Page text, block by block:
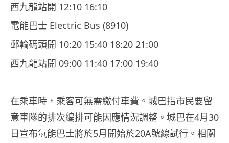
西九龍站開 12:10 16:10
電能巴士 Electric Bus (8910)
郵輪碼頭開 10:20 15:40 18:20 21:00
西九龍站開 09:00 11:40 17:00 19:40
在乘車時，乘客可無需繳付車費。城巴指市民要留
意車隊的排次編排可能因應情況調整。城巴在4月30
日宣布氫能巴士將於5月開始於20A號線試行。相關